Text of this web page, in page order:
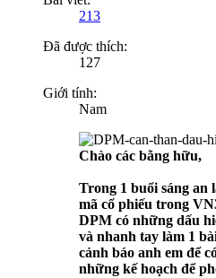
213
Đã được thích:
127
Giới tính:
Nam
Chào các bằng hữu,
Trong 1 buổi sáng an
mã cổ phiếu trong
DPM có những dấu
và nhanh tay làm 1
cảnh báo anh em để
những kế hoạch để